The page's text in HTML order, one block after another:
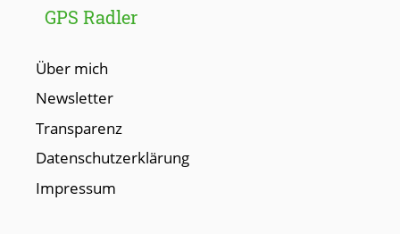
GPS Radler
Über mich
Newsletter
Transparenz
Datenschutzerklärung
Impressum